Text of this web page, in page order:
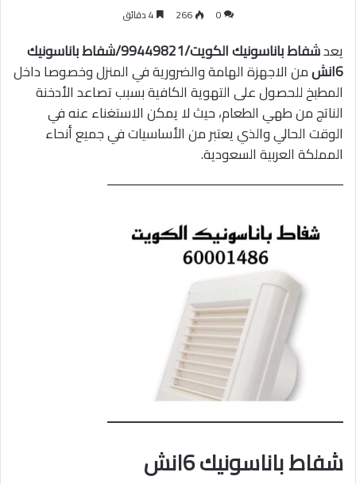
0
266
يعد
شفاط باناسونيك الكويت/99449821/شفاط باناسونيك
6انش
من الاجهزة الهامة والضرورية في المنزل وخصوصا داخل
المطبخ للحصول على التهوية الكافية بسبب تصاعد الأدخنة
الناتج من طهي الطعام، حيث لا يمكن الاستغناء عنه في
الوقت الحالي والذي يعتبر من الأساسيات في جميع أنحاء
المملكة العربية السعودية.
شفاط باناسونيك 6انش